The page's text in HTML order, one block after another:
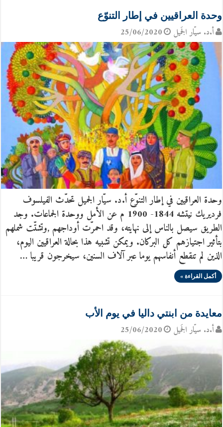
وحدة العراقيين في إطار التنوّع
أ.د. سيّار الجَميل 25/06/2020
وحدة العراقيين في إطار التنوّع أ.د. سيّار الجميل تحدّث الفيلسوف
فرديريك نيتشه 1844- 1900 م عن الأمل ووحدة الجماعات. وجد
الطريق سيصل بالناس إلى نهايته، وقد احمرّت أوداجهم ,وتشتّت شملهم
بتأثير اجتيازهم كل البركان. ويمكن تشبيه هذا بحالة العراقيين اليوم،
الذين لم تنقطع أنفاسهم يوما عبر آلاف السنين، سيخرجون قريبا …
أكمل القراءة »
معايدة من ابنتي داليا في يوم الأب
أ.د. سيّار الجَميل 25/06/2020